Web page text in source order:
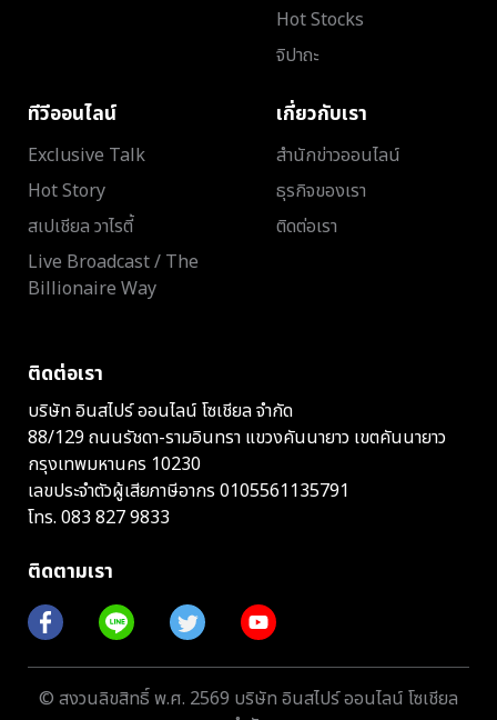
Hot Stocks
จิปาถะ
ทีวีออนไลน์
Exclusive Talk
Hot Story
สเปเชียล วาไรตี้
Live Broadcast / The
Billionaire Way
เกี่ยวกับเรา
สำนักข่าวออนไลน์
ธุรกิจของเรา
ติดต่อเรา
ติดต่อเรา
บริษัท อินสไปร์ ออนไลน์ โซเชียล จำกัด
88/129 ถนนรัชดา-รามอินทรา แขวงคันนายาว เขตคันนายาว
กรุงเทพมหานคร 10230
เลขประจำตัวผู้เสียภาษีอากร 0105561135791
โทร. 083 827 9833
ติดตามเรา
© สงวนลิขสิทธิ์ พ.ศ. 2569 บริษัท อินสไปร์ ออนไลน์ โซเชียล